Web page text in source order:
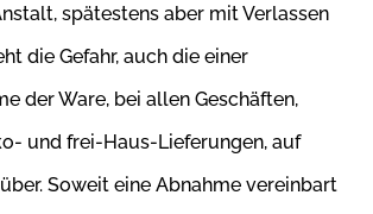
spätestens aber mitVerlassen
die Gefahr, auch die einer
der Ware, bei allen Geschäften,
und frei-Haus-Lieferungen, auf
Soweit eine Abnahme vereinbart